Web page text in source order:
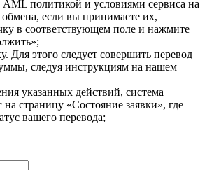
AML политикой и условиями сервиса на
обмена, если вы принимаете их,
в соответствующем поле и нажмите
Для этого следует совершить перевод
следуя инструкциям на нашем
указанных действий, система
на страницу «Состояние заявки», где
вашего перевода;